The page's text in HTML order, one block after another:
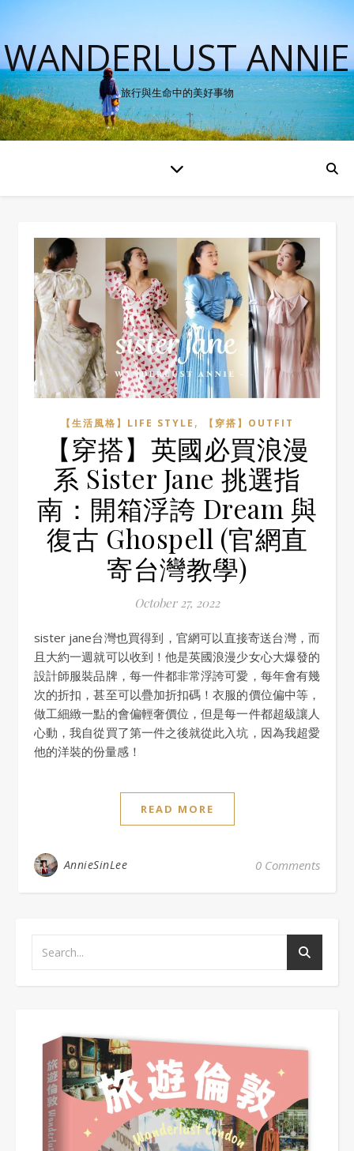
WANDERLUST ANNIE
旅行與生命中的美好事物
【生活風格】LIFE STYLE , 【穿搭】OUTFIT
【穿搭】英國必買浪漫
系 Sister Jane 挑選指
南：開箱浮誇 Dream 與
復古 Ghospell (官網直
寄台灣教學)
October 27, 2022
sister jane台灣也買得到，官網可以直接寄送台灣，而
且大約一週就可以收到！他是英國浪漫少女心大爆發的
設計師服裝品牌，每一件都非常浮誇可愛，每年會有幾
次的折扣，甚至可以疊加折扣碼！衣服的價位偏中等，
做工細緻一點的會偏輕奢價位，但是每一件都超級讓人
心動，我自從買了第一件之後就從此入坑，因為我超愛
他的洋裝的份量感！
READ MORE
AnnieSinLee 0 Comments